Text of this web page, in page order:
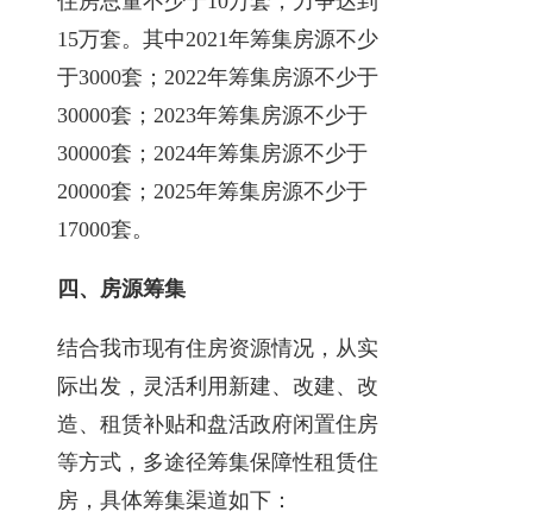
15万套。其中2021年筹集房源不少
于3000套；2022年筹集房源不少于
30000套；2023年筹集房源不少于
30000套；2024年筹集房源不少于
20000套；2025年筹集房源不少于
17000套。
四、房源筹集
结合我市现有住房资源情况，从实
际出发，灵活利用新建、改建、改
造、租赁补贴和盘活政府闲置住房
等方式，多途径筹集保障性租赁住
房，具体筹集渠道如下：